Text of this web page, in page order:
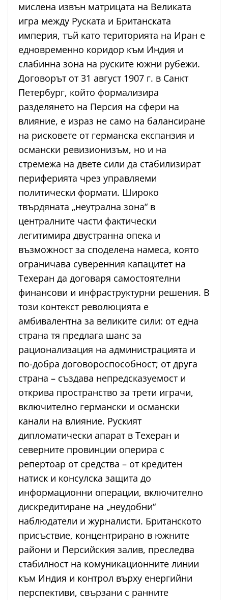
мислена извън матрицата на Великата
игра между Руската и Британската
империя, тъй като територията на Иран е
едновременно коридор към Индия и
слабинна зона на руските южни рубежи.
Договорът от 31 август 1907 г. в Санкт
Петербург, който формализира
разделянето на Персия на сфери на
влияние, е израз не само на балансиране
на рисковете от германска експанзия и
османски ревизионизъм, но и на
стремежа на двете сили да стабилизират
периферията чрез управляеми
политически формати. Широко
твърдяната „неутрална зона“ в
централните части фактически
легитимира двустранна опека и
възможност за споделена намеса, която
ограничава суверенния капацитет на
Техеран да договаря самостоятелни
финансови и инфраструктурни решения. В
този контекст революцията е
амбивалентна за великите сили: от една
страна тя предлага шанс за
рационализация на администрацията и
по-добра договороспособност; от друга
страна – създава непредсказуемост и
открива пространство за трети играчи,
включително германски и османски
канали на влияние. Руският
дипломатически апарат в Техеран и
северните провинции оперира с
репертоар от средства – от кредитен
натиск и консулска защита до
информационни операции, включително
дискредитиране на „неудобни“
наблюдатели и журналисти. Британското
присъствие, концентрирано в южните
райони и Персийския залив, преследва
стабилност на комуникационните линии
към Индия и контрол върху енергийни
перспективи, свързани с ранните